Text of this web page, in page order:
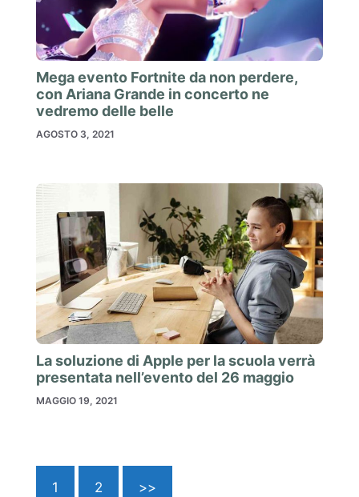
Mega evento Fortnite da non perdere,
con Ariana Grande in concerto ne
vedremo delle belle
AGOSTO 3, 2021
La soluzione di Apple per la scuola verrà
presentata nell’evento del 26 maggio
MAGGIO 19, 2021
1 2 >>